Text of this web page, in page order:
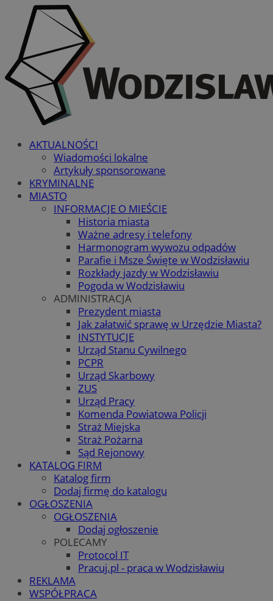
AKTUALNOŚCI
Wiadomości lokalne
Artykuły sponsorowane
KRYMINALNE
MIASTO
INFORMACJE O MIEŚCIE
Historia miasta
Ważne adresy i telefony
Harmonogram wywozu odpadów
Parafie i Msze Święte w Wodzisławiu
Rozkłady jazdy w Wodzisławiu
Pogoda w Wodzisławiu
ADMINISTRACJA
Prezydent miasta
Jak załatwić sprawę w Urzędzie Miasta?
INSTYTUCJE
Urząd Stanu Cywilnego
PCPR
Urząd Skarbowy
ZUS
Urząd Pracy
Komenda Powiatowa Policji
Straż Miejska
Straż Pożarna
Sąd Rejonowy
KATALOG FIRM
Katalog firm
Dodaj firmę do katalogu
OGŁOSZENIA
OGŁOSZENIA
Dodaj ogłoszenie
POLECAMY
Protocol IT
Pracuj.pl - praca w Wodzisławiu
REKLAMA
WSPÓŁPRACA